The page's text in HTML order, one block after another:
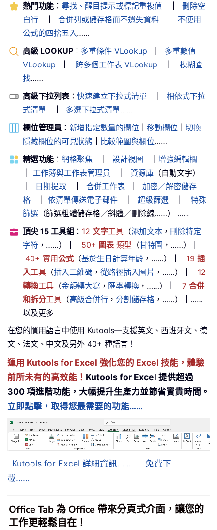
熱門功能 ： 尋找、醒目提示或標記重複值
刪除空
白行
合併列或儲存格而不遺失資料
不使用
公式的四捨五入 ……
高級 LOOKUP ： 多重條件 VLookup
多重數值
VLookup
跨多個工作表 VLookup
模糊查
找……
高級下拉列表 ： 快速建立下拉式清單
相依式下拉
式清單
多選下拉式清單……
欄位管理員 ： 新增指定數量的欄位 移動欄位
切換
隱藏欄位的可見狀態
比較範圍與欄位……
精選功能 ： 網格聚焦 設計視圖
增強編輯欄
工作簿與工作表管理員 資源庫 （自動文字）
日期提取 合併工作表
加密／解密儲存
格
依清單傳送電子郵件 超級篩選
特殊
篩選 （篩選粗體儲存格／斜體／刪除線……） ......
頂尖 15 工具組 ： 12 文字工具 （添加文本 ， 刪除特定
字符 ，……） 50+ 圖表 類型 （甘特圖 ，……）
40+ 實用公式 （基於生日計算年齡 ，……） 19 插
入工具 （插入二維碼 ， 從路徑插入圖片 ，……）
12
轉換工具 （金額轉大寫 ， 匯率轉換 ，……） 7 合併
和拆分工具 （高級合併行 ， 分割儲存格 ，……）
……
以及更多
在您的慣用語言中使用 Kutools—支援英文、西班牙文、德
文、法文、中文及另外 40+ 種語言！
運用 Kutools for Excel 強化您的 Excel 技能，體驗
前所未有的高效能！ Kutools for Excel 提供超過
300 項進階功能，大幅提升生產力並節省寶貴時間。
立即點擊，取得您最需要的功能……
Kutools for Excel 詳細資訊……
免費下
載……
Office Tab 為 Office 帶來分頁式介面，讓您的
工作更輕鬆自在！